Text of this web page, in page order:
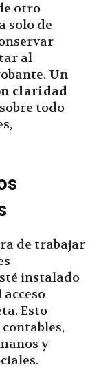
otro
solo de
al
Un
claridad
todo
de trabajar
instalado
Esto
y